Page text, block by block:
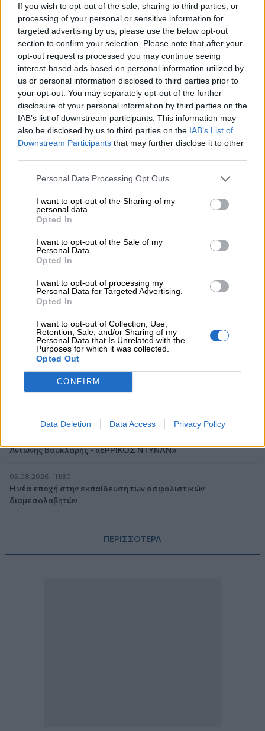
If you wish to opt-out of the sale, sharing to third parties, or
processing of your personal or sensitive information for
targeted advertising by us, please use the below opt-out
section to confirm your selection. Please note that after your
opt-out request is processed you may continue seeing
interest-based ads based on personal information utilized by
us or personal information disclosed to third parties prior to
your opt-out. You may separately opt-out of the further
disclosure of your personal information by third parties on the
IAB’s list of downstream participants. This information may
also be disclosed by us to third parties on the IAB’s List of
Downstream Participants that may further disclose it to other
Personal Data Processing Opt Outs
I want to opt-out of the Sharing of my
personal data.
Opted In
I want to opt-out of the Sale of my
Personal Data.
Opted In
I want to opt-out of processing my
Personal Data for Targeted Advertising.
Opted In
I want to opt-out of Collection, Use,
Retention, Sale, and/or Sharing of my
Personal Data that Is Unrelated with the
Purposes for which it was collected.
Opted Out
CONFIRM
Data Deletion Data Access Privacy Policy
06.08.2026 - 13:30
Όταν η επόμενη μέρα είναι στάχτη, τι θα πει ο Ασφαλιστικός
Διαμεσολαβητής στον πελάτη κλάδου υγείας;
06.08.2026 - 12:22
Kavita Patel - PhARMA Innovation Forum: Ένα στα πέντε
καινοτόμα φάρμακα φτάνει τελικά στην Ελλάδα
06.08.2026 - 11:37
Μείωση ασφαλιστικών εισφορών ύψους 240 εκατ. ευρώ
ζητούν οι έμποροι από την Κυβέρνηση
06.08.2026 - 10:45
Ευρώπη: Μπορεί η κλιματική αλλαγή να οδηγήσει σε
06.08.2026 - 09:15
Στέλιος Λιανός – INTERAMERICAN / Αθηναϊκή Γενική Κλινική
06.08.2026 - 08:40
Η γαλλική «ψήφος» στο «καλώδιο» και τα συμφέροντα, οι
Βαρδινογιάννη- Εξάρχου και ο διπλασιασμός των κερδών της
05.08.2026 - 13:37
Randy Schekman, Νομπελίστας Ιατρικής: «Σε πέντε χρόνια
μπορεί να έχουμε θεραπεία που αναστέλλει την εξέλιξη του
Πάρκινσον»
Ε.Ε και παράνομη μετανάστευση: προτάσεις και δράσεις με
Αντώνης Βουκλαρής - «ΕΡΡΙΚΟΣ ΝΤΥΝΑΝ»
05.08.2026 - 11:30
Η νέα εποχή στην εκπαίδευση των ασφαλιστικών
διαμεσολαβητών
ΠΕΡΙΣΣΟΤΕΡΑ